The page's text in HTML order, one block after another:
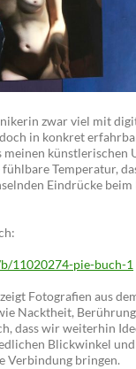
zwar viel mit
in konkret
künstlerischen
Temperatur,
Eindrücke beim
11020274-pie-buch-1
Fotografien aus
Nacktheit,
dass wir weiterhin
Blickwinkel
Verbindung bringen.